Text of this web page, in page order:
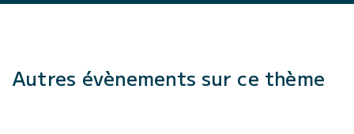
Autres évènements sur ce thème